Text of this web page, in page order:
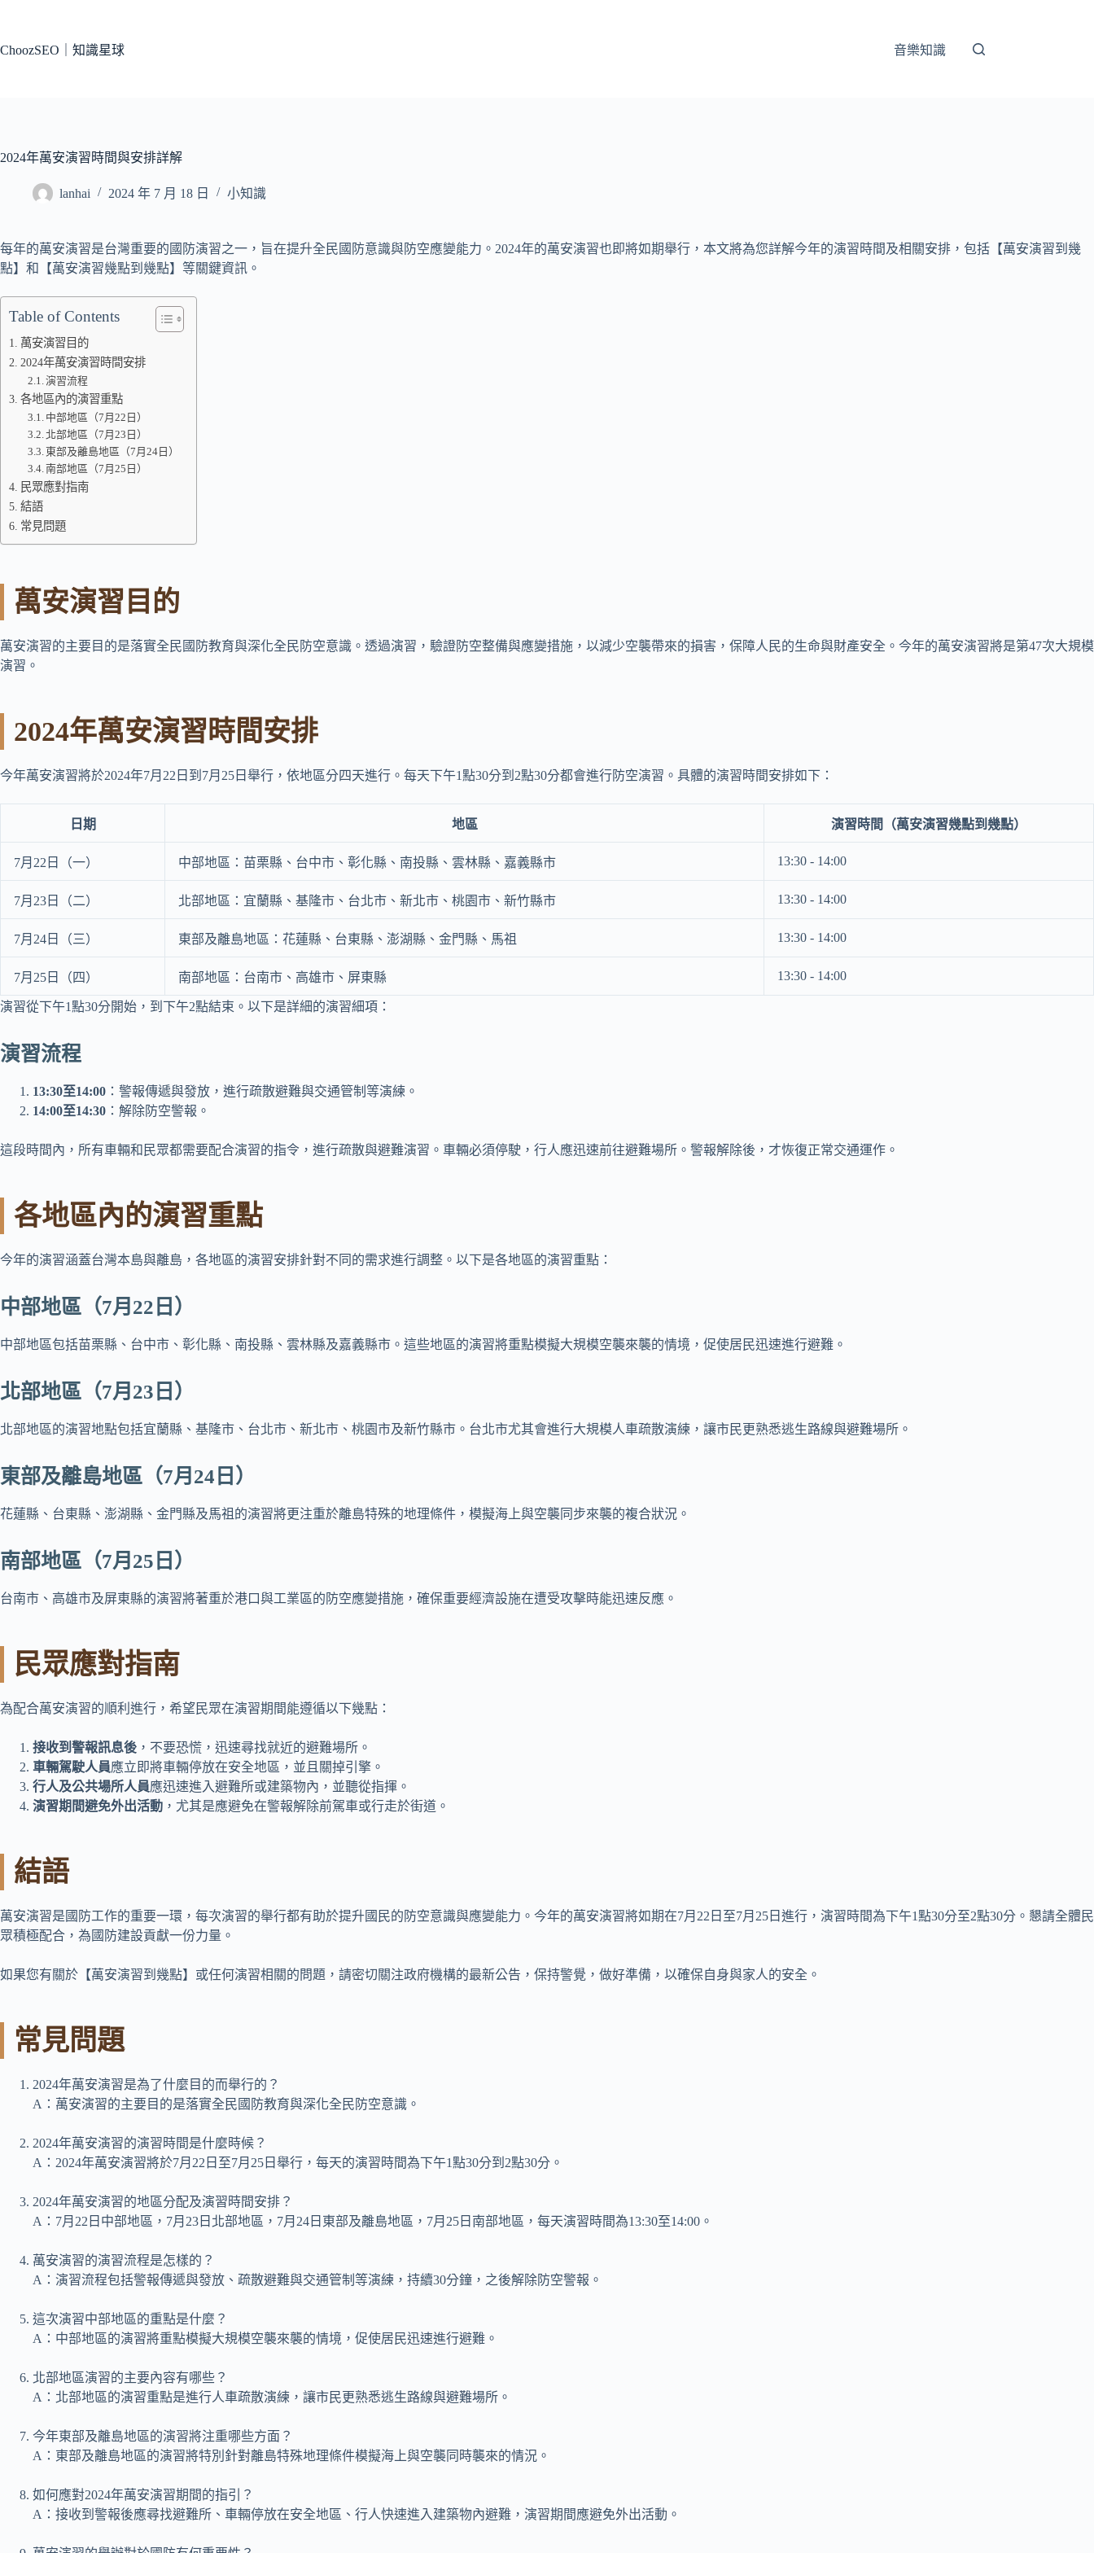
主
ChoozSEO｜知識星球 音樂知識
2024年萬安演習時間與安排詳解
lanhai 2024 年 7 月 18 日 小知識
每年的萬安演習是台灣重要的國防演習之一，旨在提升全民國防意識與防空應變能力。2024年的萬安演習也即將如期舉行，本文將為您詳解今年的演習時間及相關安排，包括【萬安演習到幾
點】和【萬安演習幾點到幾點】等關鍵資訊。
Table of Contents
萬安演習目的
2024年萬安演習時間安排
演習流程
各地區內的演習重點
中部地區（7月22日）
北部地區（7月23日）
東部及離島地區（7月24日）
南部地區（7月25日）
民眾應對指南
結語
常見問題
萬安演習目的
萬安演習的主要目的是落實全民國防教育與深化全民防空意識。透過演習，驗證防空整備與應變措施，以減少空襲帶來的損害，保障人民的生命與財產安全。今年的萬安演習將是第47次大規模
演習。
2024年萬安演習時間安排
今年萬安演習將於2024年7月22日到7月25日舉行，依地區分四天進行。每天下午1點30分到2點30分都會進行防空演習。具體的演習時間安排如下：
日期 地區 演習時間（萬安演習幾點到幾點）
7月22日（一） 中部地區：苗栗縣、台中市、彰化縣、南投縣、雲林縣、嘉義縣市 13:30 - 14:00
7月23日（二） 北部地區：宜蘭縣、基隆市、台北市、新北市、桃園市、新竹縣市 13:30 - 14:00
7月24日（三） 東部及離島地區：花蓮縣、台東縣、澎湖縣、金門縣、馬祖 13:30 - 14:00
7月25日（四） 南部地區：台南市、高雄市、屏東縣 13:30 - 14:00
演習從下午1點30分開始，到下午2點結束。以下是詳細的演習細項：
演習流程
13:30至14:00 ：警報傳遞與發放，進行疏散避難與交通管制等演練。
14:00至14:30 ：解除防空警報。
這段時間內，所有車輛和民眾都需要配合演習的指令，進行疏散與避難演習。車輛必須停駛，行人應迅速前往避難場所。警報解除後，才恢復正常交通運作。
各地區內的演習重點
今年的演習涵蓋台灣本島與離島，各地區的演習安排針對不同的需求進行調整。以下是各地區的演習重點：
中部地區（7月22日）
中部地區包括苗栗縣、台中市、彰化縣、南投縣、雲林縣及嘉義縣市。這些地區的演習將重點模擬大規模空襲來襲的情境，促使居民迅速進行避難。
北部地區（7月23日）
北部地區的演習地點包括宜蘭縣、基隆市、台北市、新北市、桃園市及新竹縣市。台北市尤其會進行大規模人車疏散演練，讓市民更熟悉逃生路線與避難場所。
東部及離島地區（7月24日）
花蓮縣、台東縣、澎湖縣、金門縣及馬祖的演習將更注重於離島特殊的地理條件，模擬海上與空襲同步來襲的複合狀況。
南部地區（7月25日）
台南市、高雄市及屏東縣的演習將著重於港口與工業區的防空應變措施，確保重要經濟設施在遭受攻擊時能迅速反應。
民眾應對指南
為配合萬安演習的順利進行，希望民眾在演習期間能遵循以下幾點：
接收到警報訊息後 ，不要恐慌，迅速尋找就近的避難場所。
車輛駕駛人員應立即將車輛停放在安全地區，並且關掉引擎。
行人及公共場所人員應迅速進入避難所或建築物內，並聽從指揮。
演習期間避免外出活動 ，尤其是應避免在警報解除前駕車或行走於街道。
結語
萬安演習是國防工作的重要一環，每次演習的舉行都有助於提升國民的防空意識與應變能力。今年的萬安演習將如期在7月22日至7月25日進行，演習時間為下午1點30分至2點30分。懇請全體民
眾積極配合，為國防建設貢獻一份力量。
如果您有關於【萬安演習到幾點】或任何演習相關的問題，請密切關注政府機構的最新公告，保持警覺，做好準備，以確保自身與家人的安全。
常見問題
2024年萬安演習是為了什麼目的而舉行的？
A：萬安演習的主要目的是落實全民國防教育與深化全民防空意識。
2024年萬安演習的演習時間是什麼時候？
A：2024年萬安演習將於7月22日至7月25日舉行，每天的演習時間為下午1點30分到2點30分。
2024年萬安演習的地區分配及演習時間安排？
A：7月22日中部地區，7月23日北部地區，7月24日東部及離島地區，7月25日南部地區，每天演習時間為13:30至14:00。
萬安演習的演習流程是怎樣的？
A：演習流程包括警報傳遞與發放、疏散避難與交通管制等演練，持續30分鐘，之後解除防空警報。
這次演習中部地區的重點是什麼？
A：中部地區的演習將重點模擬大規模空襲來襲的情境，促使居民迅速進行避難。
北部地區演習的主要內容有哪些？
A：北部地區的演習重點是進行人車疏散演練，讓市民更熟悉逃生路線與避難場所。
今年東部及離島地區的演習將注重哪些方面？
A：東部及離島地區的演習將特別針對離島特殊地理條件模擬海上與空襲同時襲來的情況。
如何應對2024年萬安演習期間的指引？
A：接收到警報後應尋找避難所、車輛停放在安全地區、行人快速進入建築物內避難，演習期間應避免外出活動。